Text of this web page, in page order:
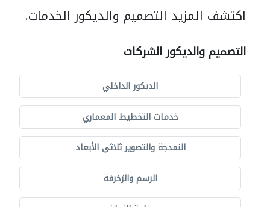
اكتشف المزيد التصميم والديكور الخدمات.
التصميم والديكور الشركات
الديكور الداخلي
خدمات التخطيط المعماري
النمذجة والتصوير ثلاثي الأبعاد
الرسم والزخرفة